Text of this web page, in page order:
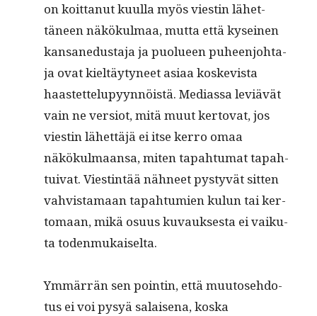
on koit­tanut kuul­la myös viestin lähet­
täneen näkökul­maa, mut­ta että kyseinen
kansane­dus­ta­ja ja puolueen puheen­jo­hta­
ja ovat kieltäy­tyneet asi­aa koske­vista
haastet­telupyyn­nöistä. Medi­as­sa lev­iävät
vain ne ver­siot, mitä muut ker­to­vat, jos
viestin lähet­täjä ei itse ker­ro omaa
näkökul­maansa, miten tapah­tu­mat tapah­
tu­i­v­at. Viestin­tää näh­neet pystyvät sit­ten
vahvis­ta­maan tapah­tu­mien kulun tai ker­
tomaan, mikä osu­us kuvauk­ses­ta ei vaiku­
ta todenmukaiselta.
Ymmär­rän sen pointin, että muu­tose­hdo­
tus ei voi pysyä salaise­na, kos­ka